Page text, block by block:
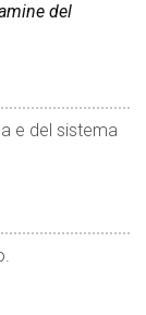
del
e del sistema